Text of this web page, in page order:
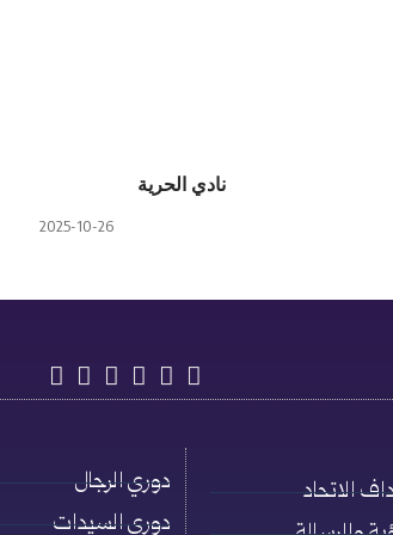
نادي الحرية
2025-10-26
الاتحاد
دوري الرجال
دوري السيدات